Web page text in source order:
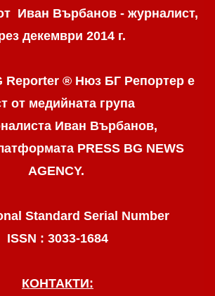
Иван Върбанов - журналист,
декември 2014 г.
Reporter ® Нюз БГ Репортере
от медийната група
Иван Върбанов,
PRESS BG NEWS
AGENCY.
Standard Serial Number
ISSN : 3033-1684
КОНТАКТИ: